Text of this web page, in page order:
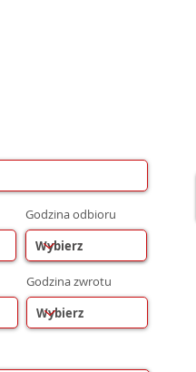
Godzina odbioru
Godzina zwrotu